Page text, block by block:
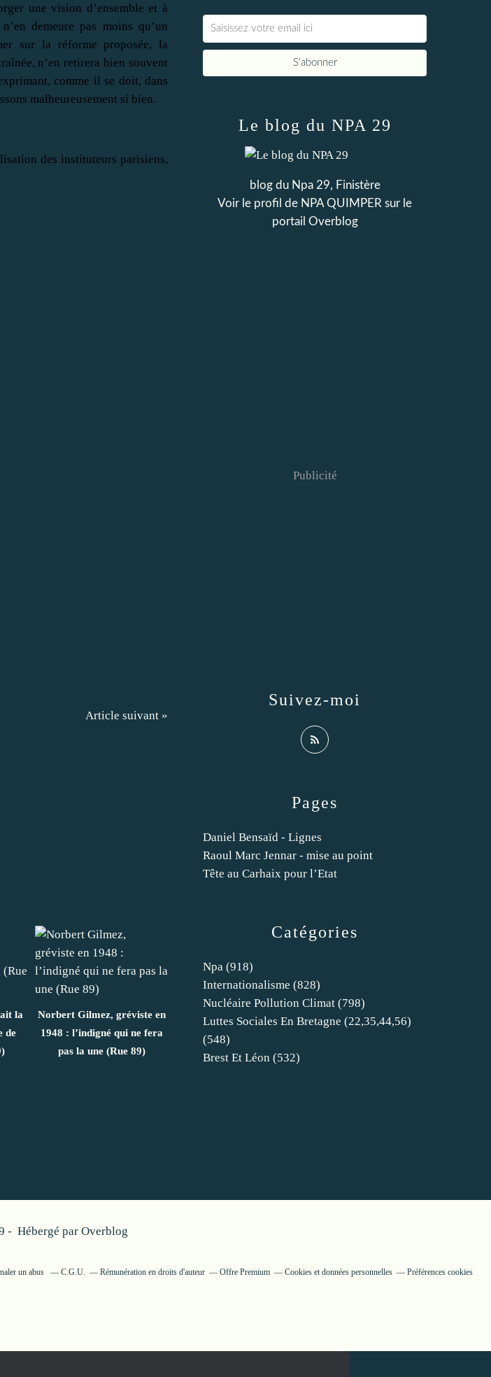
une vision d’ensemble et à
demeure pas moins qu’un
sur la réforme proposée, la
n’en retirera bien souvent
comme il se doit, dans
malheureusement si bien.
des instituteurs parisiens,
Article suivant »
la
de
Norbert Gilmez, gréviste en
1948 : l’indigné qui ne fera
pas la une (Rue 89)
Catégories
Npa (918)
Internationalisme (828)
Nucléaire Pollution Climat (798)
Luttes Sociales En Bretagne (22,35,44,56)
(548)
Brest Et Léon (532)
Pages
Daniel Bensaïd - Lignes
Raoul Marc Jennar - mise au point
Tête au Carhaix pour l’Etat
Le blog du NPA 29
blog du Npa 29, Finistère
Voir le profil de NPA QUIMPER sur le
portail Overblog
Suivez-moi
Publicité
- Hébergé par Overblog
un abus C.G.U. Rémunération en droits d'auteur Offre Premium Cookies et données personnelles Préférences cookies